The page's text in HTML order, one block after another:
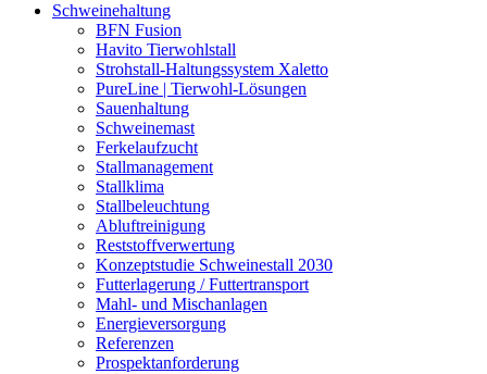
Schweinehaltung
BFN Fusion
Havito Tierwohlstall
Strohstall-Haltungssystem Xaletto
PureLine | Tierwohl-Lösungen
Sauenhaltung
Schweinemast
Ferkelaufzucht
Stallmanagement
Stallklima
Stallbeleuchtung
Abluftreinigung
Reststoffverwertung
Konzeptstudie Schweinestall 2030
Futterlagerung / Futtertransport
Mahl- und Mischanlagen
Energieversorgung
Referenzen
Prospektanforderung